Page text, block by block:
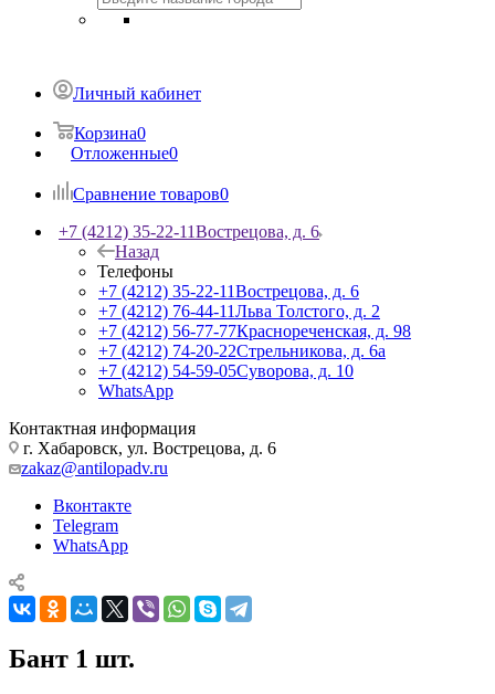
Личный кабинет
Корзина0
Отложенные0
Сравнение товаров0
+7 (4212) 35-22-11Вострецова, д. 6
Назад
Телефоны
+7 (4212) 35-22-11Вострецова, д. 6
+7 (4212) 76-44-11Льва Толстого, д. 2
+7 (4212) 56-77-77Краснореченская, д. 98
+7 (4212) 74-20-22Стрельникова, д. 6а
+7 (4212) 54-59-05Суворова, д. 10
WhatsApp
Контактная информация
г. Хабаровск, ул. Вострецова, д. 6
zakaz@antilopadv.ru
Вконтакте
Telegram
WhatsApp
Бант 1 шт.